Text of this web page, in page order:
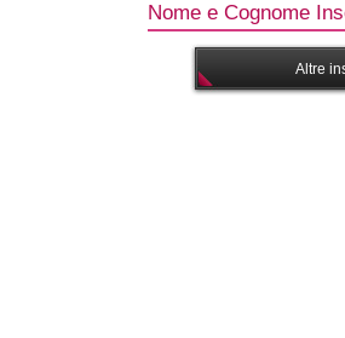
Nome e Cognome
Altre